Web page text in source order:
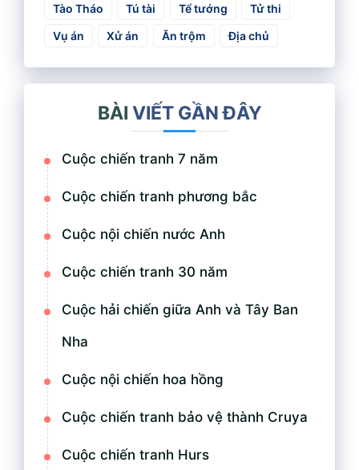
Tào Tháo
Tú tài Tể tướng
Tử thi
Vụ án
Xử án Ăn trộm Địa chủ
BÀI VIẾT GẦN ĐÂY
Cuộc chiến tranh 7 năm
Cuộc chiến tranh phương bắc
Cuộc nội chiến nước Anh
Cuộc chiến tranh 30 năm
Cuộc hải chiến giữa Anh và Tây Ban
Nha
Cuộc nội chiến hoa hồng
Cuộc chiến tranh bảo vệ thành Cruya
Cuộc chiến tranh Hurs